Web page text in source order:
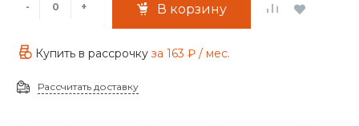
- + В корзину
Купить в рассрочку за 163 ₽ / мес.
Рассчитать доставку